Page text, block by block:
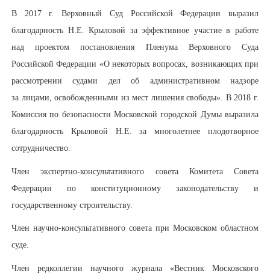
В 2017 г. Верховный Суд Российской Федерации выразил
благодарность Н.Е. Крыловой за эффективное участие в работе
над проектом постановления Пленума Верховного Суда
Российской Федерации «О некоторых вопросах, возникающих при
рассмотрении судами дел об административном надзоре
за лицами, освобожденными из мест лишения свободы». В 2018 г.
Комиссия по безопасности Московской городской Думы выразила
благодарность Крыловой Н.Е. за многолетнее плодотворное
сотрудничество.
Член экспертно-консультативного совета Комитета Совета
Федерации по конституционному законодательству и
государственному строительству.
Член научно-консультативного совета при Московском областном
суде.
Член редколлегии научного журнала «Вестник Московского